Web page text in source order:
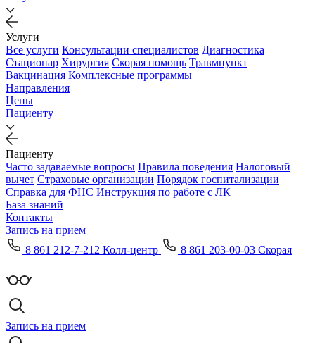
Услуги
Все услуги Консультации специалистов Диагностика
Стационар Хирургия Скорая помощь Травмпункт
Вакцинация Комплексные программы
Направления
Цены
Пациенту
Пациенту
Часто задаваемые вопросы Правила поведения Налоговый
вычет Страховые организации Порядок госпитализации
Справка для ФНС Инструкция по работе с ЛК
База знаний
Контакты
Запись на прием
8 861 212-7-212 Колл-центр
8 861 203-00-03 Скорая
Запись на прием